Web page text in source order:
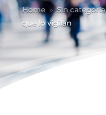
Home 9 Sin categoría
que lo vigilan